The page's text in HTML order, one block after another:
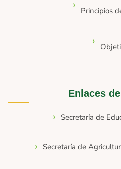
Principios
Enlaces
Secretaría de
Secretaría de